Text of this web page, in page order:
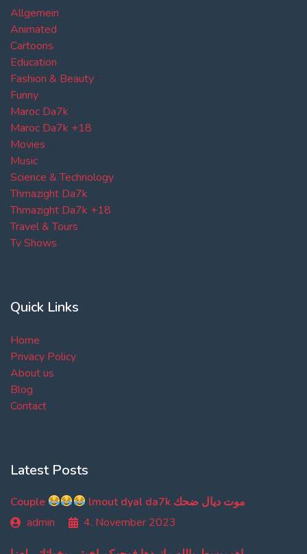
Allgemein
Animated
Cartoons
Education
Fashion & Beauty
Funny
Maroc Da7k
Maroc Da7k +18
Movies
Music
Science & Technology
Thmazight Da7k
Thmazight Da7k +18
Travel & Tours
Tv Shows
Quick Links
Home
Privacy Policy
About us
Blog
Contact
Latest Posts
Couple
lmout dyal da7k موت ديال ضحك
admin
4. November 2023